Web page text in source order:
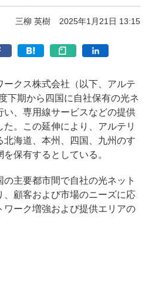
三柳 英樹 2025年1月21日 13:15
クス株式会社（以下、アルテ
下期から四国に自社保有の光ネ
い、専用線サービスなどの提供
。この延伸により、アルテリ
北海道、本州、四国、九州のす
保有するとしている。
主要都市間で自社の光ネット
、顧客および市場のニーズに応
ワーク増強および提供エリアの